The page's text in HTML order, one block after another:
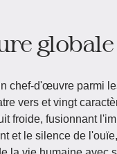
globale
chef-d'œuvre parmi
vers et vingt
froide, fusionnant
et le silence de